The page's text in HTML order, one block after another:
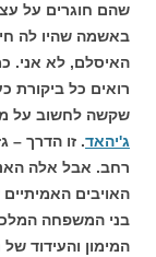
שהם חוגרים על
באשמה שהיו לה
האיסלם, לא אני.
רואים כל ביקורת
שקשה לחשוב על
ג'יהאד. זו הדרך –
רחב. אבל אלה
האויבים
בני המשפחה
המימון והעידוד